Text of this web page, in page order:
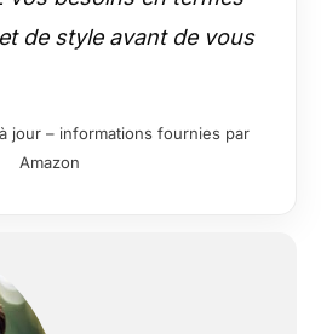
de style avant de vous
jour – informations fournies par
Amazon